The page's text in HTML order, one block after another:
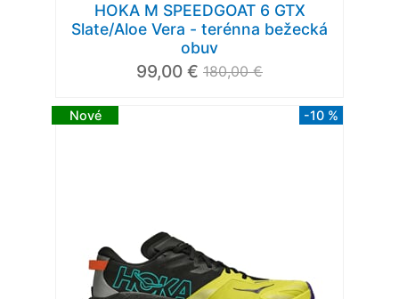
HOKA M SPEEDGOAT 6 GTX
Slate/Aloe Vera - terénna bežecká
obuv
99,00 € 180,00 €
Nové -10 %